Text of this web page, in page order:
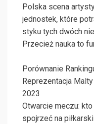
Polska scena
jednostek, które
styku tych dwóch
Przecież nauka to
Porównanie
Reprezentacja
2023
Otwarcie meczu:
spojrzeć na